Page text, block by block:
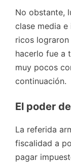
No obstante,
clase media
ricos
hacerlo fue a
muy pocos
continuación.
El poder
La referida
fiscalidad a
pagar